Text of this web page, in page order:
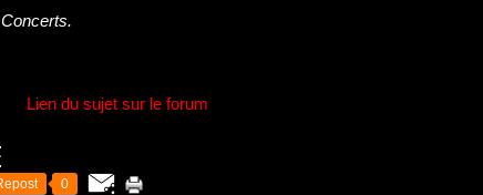
Concerts.
Lien du sujet sur le forum
0